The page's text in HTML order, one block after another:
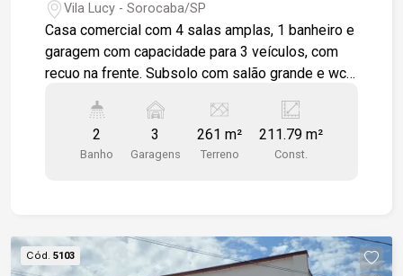
Vila Lucy - Sorocaba/SP
Casa comercial com 4 salas amplas, 1 banheiro e
garagem com capacidade para 3 veículos, com
recuo na frente. Subsolo com salão grande e wc.
Tavares, rodeada por uma grande variedade de
comércios e a poucos minutos do centro.
2
Banho
3
Garagens
261 m²
Terreno
211.79 m²
Const.
Cód. 5103